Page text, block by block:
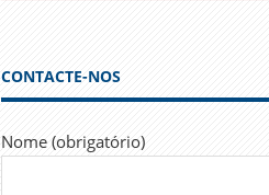
CONTACTE-NOS
Nome (obrigatório)